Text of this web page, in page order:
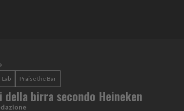
Lab Praise the Bar
birra secondo Heineken